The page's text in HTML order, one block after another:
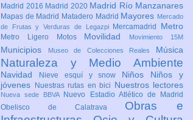
Madrid 2016 Madrid 2020 Madrid Río Manzanares
Mapas de Madrid Matadero Madrid Mayores Mercado
de Frutas y Verduras de Legazpi
Mercamadrid Metro
Metro Ligero Motos Movilidad Movimiento 15M
Municipios Museo de Colecciones Reales Música
Naturaleza y Medio Ambiente
Navidad Nieve esquí y snow Niños Niños y
jóvenes
Nuestras rutas en bici Nuestros lectores
Nueva sede BBVA
Nuevo Estadio Atlético de Madrid
Obelisco de Calatrava Obras e